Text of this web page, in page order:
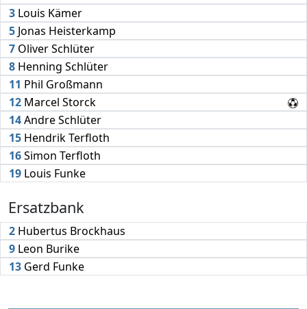
3 Louis Kämer
5 Jonas Heisterkamp
7 Oliver Schlüter
8 Henning Schlüter
11 Phil Großmann
12 Marcel Storck
14Andre Schlüter
15 Hendrik Terfloth
16Simon Terfloth
19 Louis Funke
Ersatzbank
2 Hubertus Brockhaus
9 Leon Burike
13 Gerd Funke